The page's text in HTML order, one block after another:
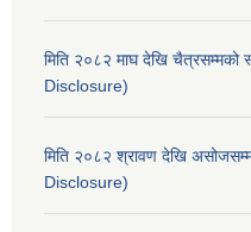
मिति २०८२ माघ देखि
Disclosure)
मिति २०८२ श्रावण देखि
Disclosure)